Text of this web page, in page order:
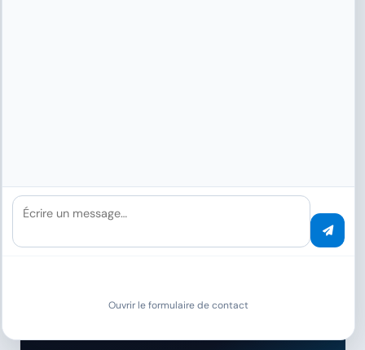
les dépôts réglementaires sont classés en quelques
secondes. En tant que robot-conseiller réglementé
Plus
Écrire un message…
Ouvrir le formulaire de contact